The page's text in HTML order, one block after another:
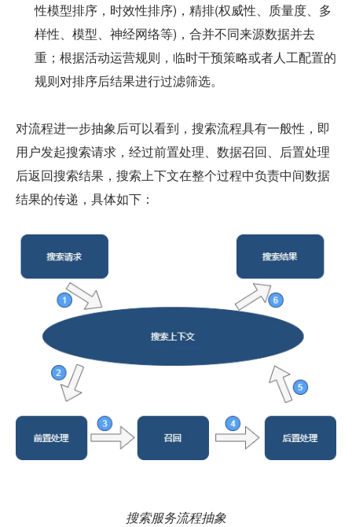
性模型排序，时效性排序)，精排(权威性、质量度、多
样性、模型、神经网络等)，合并不同来源数据并去
重；根据活动运营规则，临时干预策略或者人工配置的
规则对排序后结果进行过滤筛选。
对流程进一步抽象后可以看到，搜索流程具有一般性，即
用户发起搜索请求，经过前置处理、数据召回、后置处理
后返回搜索结果，搜索上下文在整个过程中负责中间数据
结果的传递，具体如下：
搜索服务流程抽象